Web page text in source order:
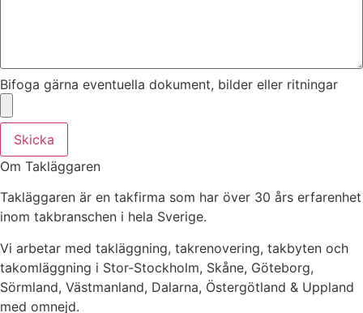
Bifoga gärna eventuella dokument, bilder eller ritningar
Skicka
Om Takläggaren
Takläggaren är en takfirma som har över 30 års erfarenhet
inom takbranschen i hela Sverige.
Vi arbetar med takläggning, takrenovering, takbyten och
takomläggning i Stor-Stockholm, Skåne, Göteborg,
Sörmland, Västmanland, Dalarna, Östergötland & Uppland
med omnejd.